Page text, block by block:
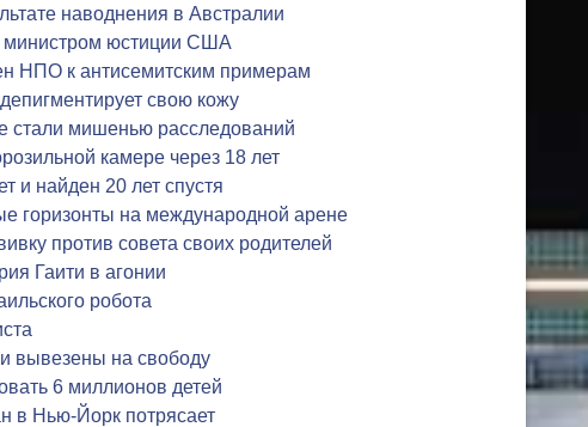
наводнения в Австралии
министром юстиции США
НПО к антисемитским примерам
свою кожу
стали мишенью расследований
камере через 18 лет
и найден 20 лет спустя
горизонты на международной арене
против совета своих родителей
Гаити в агонии
робота
вывезены на свободу
6 миллионов детей
в Нью-Йорк потрясает